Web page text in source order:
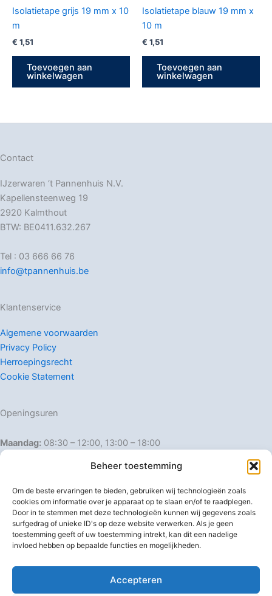
Beheer toestemming
Om de beste ervaringen te bieden, gebruiken wij technologieën zoals
cookies om informatie over je apparaat op te slaan en/of te raadplegen.
Door in te stemmen met deze technologieën kunnen wij gegevens zoals
surfgedrag of unieke ID's op deze website verwerken. Als je geen
toestemming geeft of uw toestemming intrekt, kan dit een nadelige
invloed hebben op bepaalde functies en mogelijkheden.
Accepteren
Isolatietape grijs 19 mm x 10
m
€ 1,51
Toevoegen aan
winkelwagen
Isolatietape blauw 19 mm x
10 m
€ 1,51
Toevoegen aan
winkelwagen
Contact
IJzerwaren ‘t Pannenhuis N.V.
Kapellensteenweg 19
2920 Kalmthout
BTW: BE0411.632.267
Tel : 03 666 66 76
info@tpannenhuis.be
Klantenservice
Algemene voorwaarden
Privacy Policy
Herroepingsrecht
Cookie Statement
Openingsuren
Maandag: 08:30 – 12:00, 13:00 – 18:00
Dinsdag:
08:30 – 12:00, 13:00 – 18:00
Donderdag: 08:30 – 12:00, 13:00 – 18:00
Vrijdag: 08:30 – 12:00, 13:00 – 18:00
Zaterdag: 08:30 – 16:00
Zondag: Gesloten